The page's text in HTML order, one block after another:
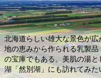
北海道らしい雄大な景色が
地の恵みから作られる乳製
の宝庫でもある。美肌の湯
湖「然別湖」にも訪れてみた